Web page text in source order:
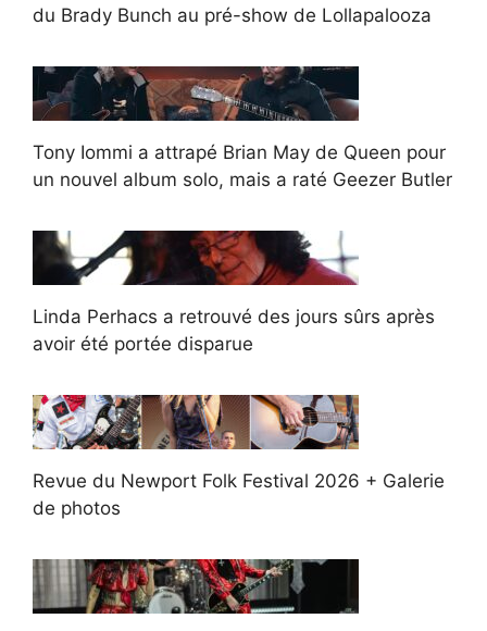
du Brady Bunch au pré-show de Lollapalooza
Tony Iommi a attrapé Brian May de Queen pour
un nouvel album solo, mais a raté Geezer Butler
Linda Perhacs a retrouvé des jours sûrs après
avoir été portée disparue
Revue du Newport Folk Festival 2026 + Galerie
de photos